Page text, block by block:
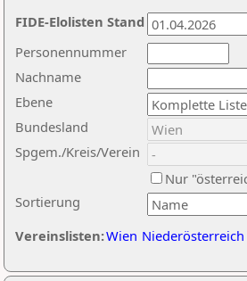
Nachname
Ebene
Sortierung
Personennummer
Bundesland
Spgem./Kreis/Verein
Nur
Vereinslisten:Wien Niederösterreich
FIDE-Elolisten Stand